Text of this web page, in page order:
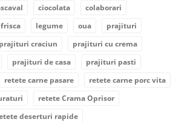
ciocolata
colaborari
frisca legume oua
prajituri
prajituri craciun
prajituri cu crema
prajituri de casa
prajituri pasti
retete carne pasare
retete carne porc vita
retete Crama Oprisor
deserturi rapide